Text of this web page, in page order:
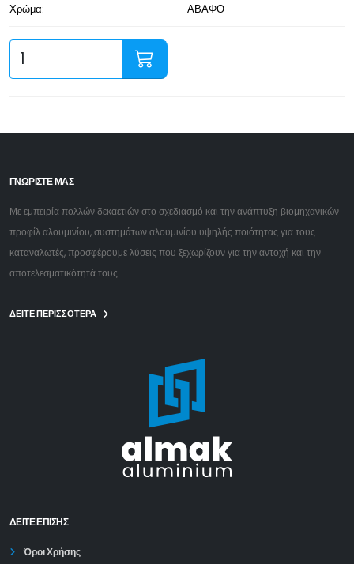
Χρώμα: ΑΒΑΦΟ
ΓΝΩΡΙΣΤΕ ΜΑΣ
Με εμπειρία πολλών δεκαετιών στο σχεδιασμό και την ανάπτυξη βιομηχανικών
προφίλ αλουμινίου, συστημάτων αλουμινίου υψηλής ποιότητας για τους
καταναλωτές, προσφέρουμε λύσεις που ξεχωρίζουν για την αντοχή και την
αποτελεσματικότητά τους.
ΔΕΙΤΕ ΠΕΡΙΣΣΟΤΕΡΑ
ΔΕΊΤΕ ΕΠΙΣΗΣ
Όροι Χρήσης